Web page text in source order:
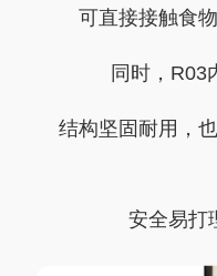
可直接接触食
同时，R03
结构坚固耐用，
安全易打